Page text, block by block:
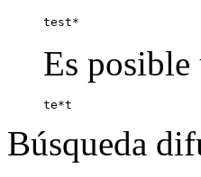
test*
Es posible
te*t
Búsqueda